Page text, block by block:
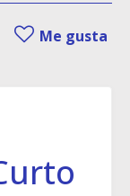
Me gusta